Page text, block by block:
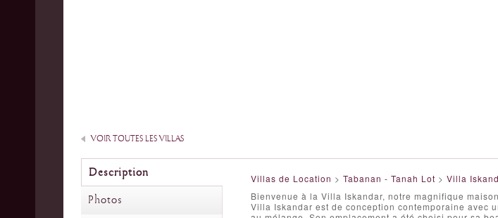
VOIR TOUTES LES VILLAS
Description
Photos
Villas de Location > Tabanan - Tanah Lot > Villa
Bienvenue à la Villa Iskandar, notre magnifique
Villa Iskandar est de conception contemporaine avec